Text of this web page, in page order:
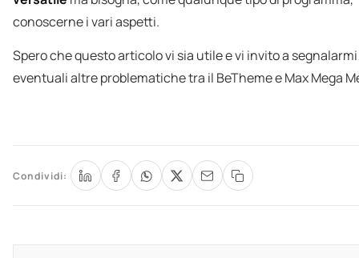
conoscerne i vari aspetti.
Spero che questo articolo vi sia utile e vi invito a segnalarmi
eventuali altre problematiche tra il BeTheme e Max Mega
Condividi: